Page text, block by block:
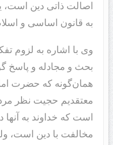
اصالت ذاتی دین است،
به قانون اساسی و
وی با اشاره به لزوم
بحث و مجادله و پاسخ
همان‌گونه که حضرت
معتقدیم حجیت نظر
است که خداوند به آنها
مخالفت با دین است،